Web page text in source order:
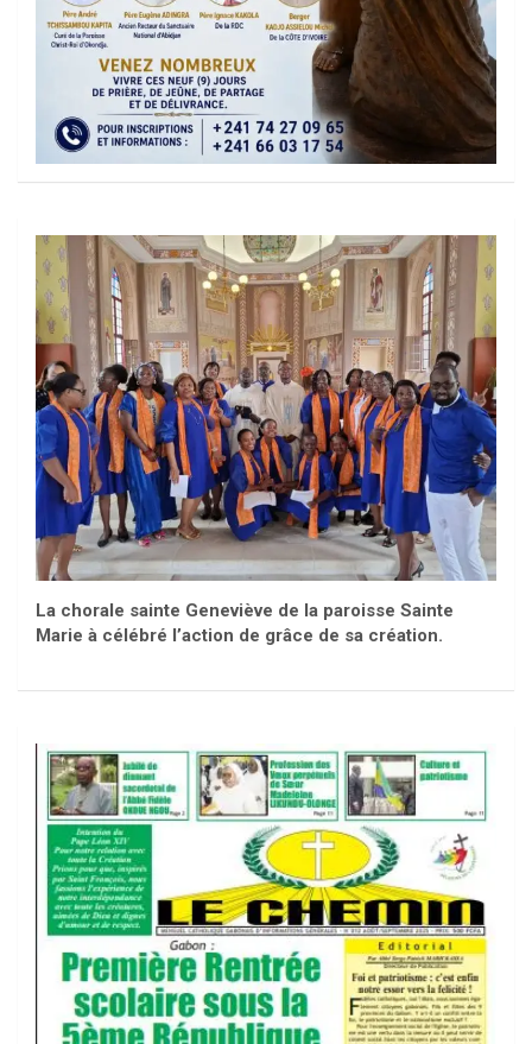
La chorale sainte Geneviève de la paroisse Sainte
Marie à célébré l’action de grâce de sa création.